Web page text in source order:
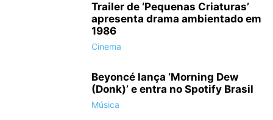
Trailer de ‘Pequenas Criaturas’
apresenta drama ambientado em
1986
Cinema
Beyoncé lança ‘Morning Dew
(Donk)’ e entra no Spotify Brasil
Música